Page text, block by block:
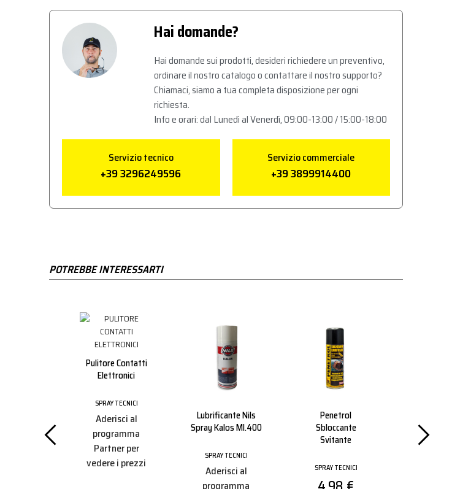
Hai domande?
Hai domande sui prodotti, desideri richiedere un preventivo,
ordinare il nostro catalogo o contattare il nostro supporto?
Chiamaci, siamo a tua completa disposizione per ogni
richiesta.
Info e orari: dal Lunedì al Venerdì, 09:00-13:00 / 15:00-18:00
Servizio tecnico
+39 3296249596
Servizio commerciale
+39 3899914400
POTREBBE INTERESSARTI
Pulitore Contatti
Elettronici
SPRAY TECNICI
Aderisci al
programma
Partner per
vedere i prezzi
Lubrificante Nils
Spray Kalos Ml.400
SPRAY TECNICI
Aderisci al
programma
Penetrol
Sbloccante
Svitante
SPRAY TECNICI